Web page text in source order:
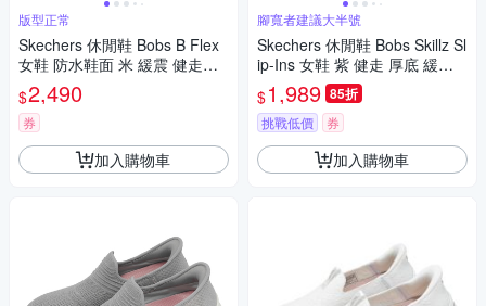
版型正常
Skechers 休閒鞋 Bobs B Flex
女鞋 防水鞋面 米 緩震 健走鞋
運動鞋 117351OFWT
$2,490
券
加入購物車
腳寬者建議大半號
Skechers 休閒鞋 Bobs Skillz Sl
ip-Ins 女鞋 紫 健走 厚底 緩震 1
17756QUAL
$1,989 85折
挑戰低價 券
加入購物車